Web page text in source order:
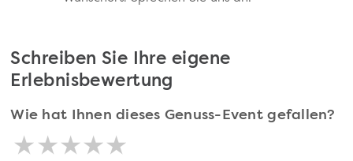
Schreiben Sie Ihre eigene
Erlebnisbewertung
Wie hat Ihnen dieses Genuss-Event gefallen?